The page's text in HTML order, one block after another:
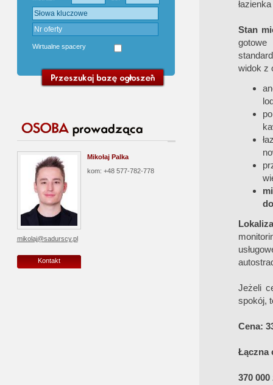
Wirtualne spacery
Mikołaj Palka
kom: +48 577-782-778
mikolaj@sadurscy.pl
Kontakt
Stan
widok z
Jeżeli
spokój,
Cena:
Łączna
370